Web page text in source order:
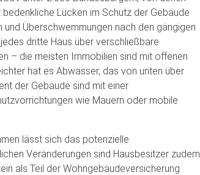
Lücken im Schutz der Gebäude
Überschwemmungen nach den gängigen
dritte Haus über verschließbare
– die meisten Immobilien sind mit offenen
hat es Abwasser, das von unten über
der Gebäude sind mit einer
wie Mauern oder mobile
lässt sich das potenzielle
Veränderungen sind Hausbesitzer zudem
als Teil der Wohngebäudeversicherung